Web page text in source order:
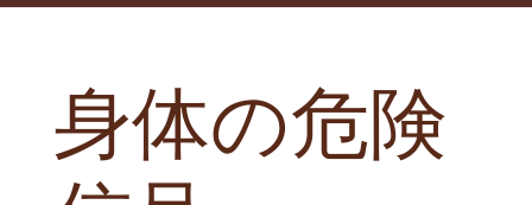
身体の危険